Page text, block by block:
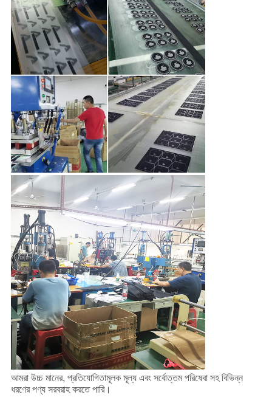
আমরা উচ্চ মানের, প্রতিযোগিতামূলক মূল্য এবং সর্বোত্তম পরিষেবা সহ বিভিন্ন
ধরণের পণ্য সরবরাহ করতে পারি।